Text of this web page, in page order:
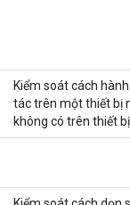
Kiểm soát cách
tác trên một thiết bị
không có trên thiết